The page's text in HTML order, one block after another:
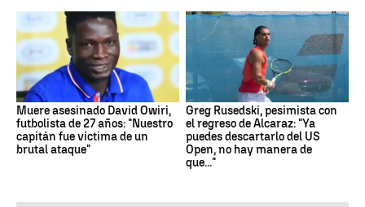
Muere asesinado David Owiri,
futbolista de 27 años: "Nuestro
capitán fue víctima de un
brutal ataque"
Greg Rusedski, pesimista con
el regreso de Alcaraz: "Ya
puedes descartarlo del US
Open, no hay manera de
que..."